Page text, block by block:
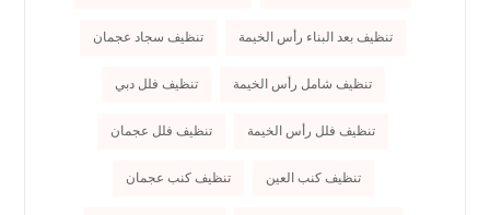
تنظيف بعد البناء رأس الخيمة تنظيف سجاد عجمان
تنظيف شامل رأس الخيمة تنظيف فلل دبي
تنظيف فلل رأس الخيمة تنظيف فلل عجمان
تنظيف كنب العين تنظيف كنب عجمان